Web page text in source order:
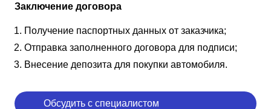
Заключение договора
Получение паспортных данных от заказчика;
Отправка заполненного договора для подписи;
Внесение депозита для покупки автомобиля.
Обсудить с специалистом